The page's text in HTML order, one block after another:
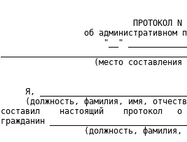
ПРОТОКОЛ N
об административном
"__"
Я,
(должность, фамилия, имя,
составил    настоящий    протокол
гражданин
(должность, фамилия,